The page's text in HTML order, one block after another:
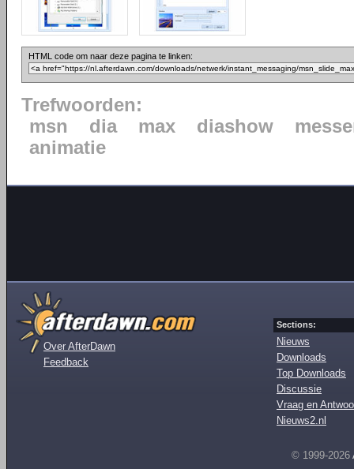
HTML code om naar deze pagina te linken:
Trefwoorden:
msn
dia max diashow
animatie
Over AfterDawn
Feedback
Sections:
Nieuws
Downloads
Top Downloads
Discussie
Vraag en
Nieuws2.nl
© 1999-2026